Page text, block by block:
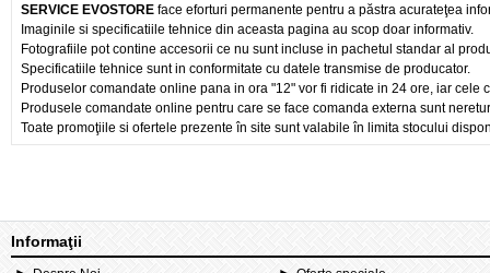
SERVICE EVOSTORE face eforturi permanente pentru a păstra acurateţea
Imaginile si specificatiile tehnice din aceasta pagina au scop doar informativ.
Fotografiile pot contine accesorii ce nu sunt incluse in pachetul standar al
Specificatiile tehnice sunt in conformitate cu datele transmise de producator.
Produselor comandate online pana in ora "12" vor fi ridicate in 24 ore, iar cele
Produsele comandate online pentru care se face comanda externa sunt
Toate promoţiile si ofertele prezente în site sunt valabile în limita stocului
Informaţii